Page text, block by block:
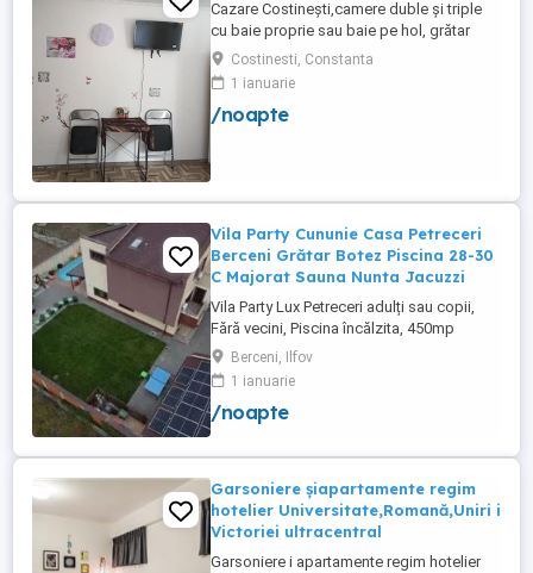
Cazare Costinești,camere duble și triple
cu baie proprie sau baie pe hol, grătar
frigider curte,parcare proprie , prețuri
începând de la 150 lei pe noapte,telefon
Costinesti, Constanta
1 ianuarie
/noapte
Vila Party Cununie Casa Petreceri
Berceni Grătar Botez Piscina 28-30
C Majorat Sauna Nunta Jacuzzi
Vila Party Lux Petreceri adulți sau copii,
Fără vecini, Piscina încălzita, 450mp
S+P+2E lângă București ( Berceni- Ilfov) ,
asfalt, Uber Bolt ,pentru cazare regim
hotelier, petreceri copii, pool party 30 ,
onomastici , nunti , botezuri, team building
party, ...
Berceni, Ilfov
1 ianuarie
/noapte
Garsoniere șiapartamente regim
hotelier Universitate,Romană,Uniri i
Victoriei ultracentral
Garsoniere i apartamente regim hotelier